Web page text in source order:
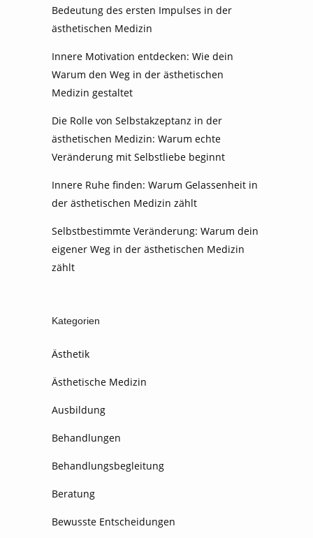
Bedeutung des ersten Impulses in der
ästhetischen Medizin
Innere Motivation entdecken: Wie dein
Warum den Weg in der ästhetischen
Medizin gestaltet
Die Rolle von Selbstakzeptanz in der
ästhetischen Medizin: Warum echte
Veränderung mit Selbstliebe beginnt
Innere Ruhe finden: Warum Gelassenheit in
der ästhetischen Medizin zählt
Selbstbestimmte Veränderung: Warum dein
eigener Weg in der ästhetischen Medizin
zählt
Kategorien
Ästhetik
Ästhetische Medizin
Ausbildung
Behandlungen
Behandlungsbegleitung
Beratung
Bewusste Entscheidungen